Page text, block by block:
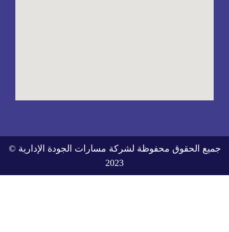
جميع الحقوق محفوظة لشركة مسارات الجودة الإدارية ©
2023